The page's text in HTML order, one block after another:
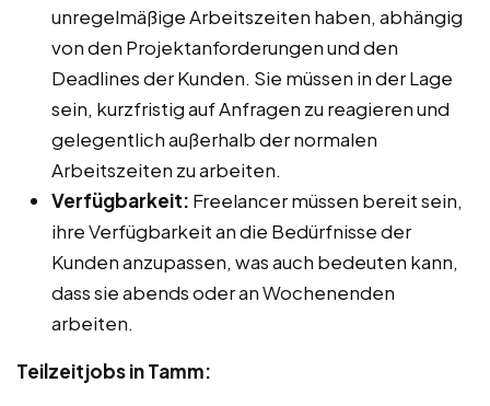
unregelmäßige Arbeitszeiten haben, abhängig
von den Projektanforderungen und den
Deadlines der Kunden. Sie müssen in der Lage
sein, kurzfristig auf Anfragen zu reagieren und
gelegentlich außerhalb der normalen
Arbeitszeiten zu arbeiten.
Verfügbarkeit: Freelancer müssen bereit sein,
ihre Verfügbarkeit an die Bedürfnisse der
Kunden anzupassen, was auch bedeuten kann,
dass sie abends oder an Wochenenden
arbeiten.
Teilzeitjobs in Tamm: